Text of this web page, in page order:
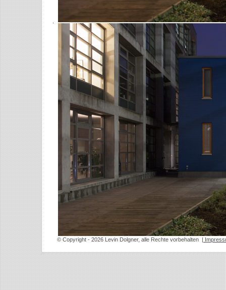
© Copyright - 2026 Levin Dolgner, alle Rechte vorbehalten |